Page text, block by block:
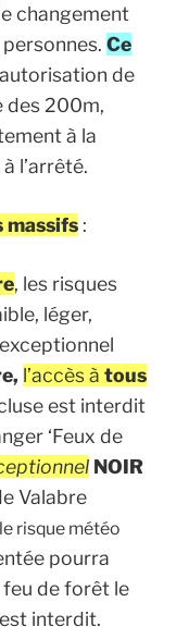
changement
Ce
de
des 200m,
à la
l’arrêté.
massifs :
, les risques
léger,
l’accès àtous
est interdit
‘Feux de
NOIR
Valabre
risque météo
pourra
de forêt le
interdit.